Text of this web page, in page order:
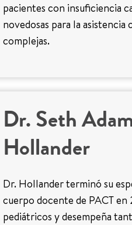
pacientes con insuficiencia
novedosas para la
complejas.
Dr. Seth
Hollander
Dr. Hollander terminó su
cuerpo docente de PACT en
pediátricos y desempeña